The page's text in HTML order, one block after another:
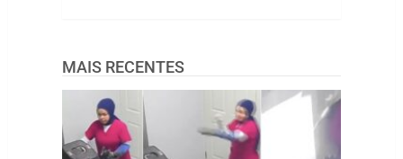
MAIS RECENTES